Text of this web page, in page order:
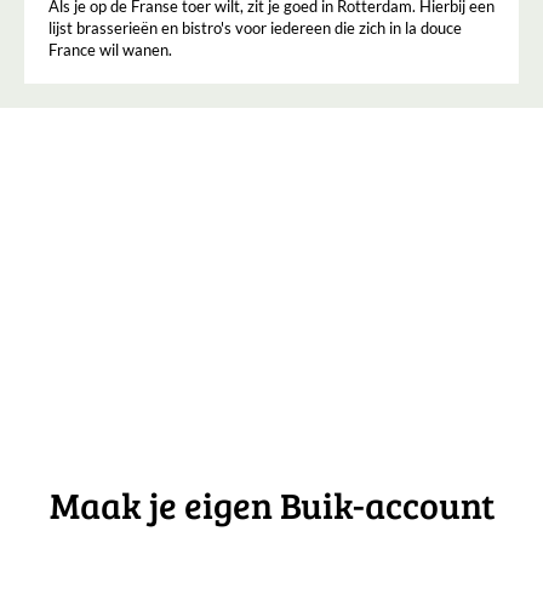
Als je op de Franse toer wilt, zit je goed in Rotterdam. Hierbij een
lijst brasserieën en bistro's voor iedereen die zich in la douce
France wil wanen.
Maak je eigen Buik-account